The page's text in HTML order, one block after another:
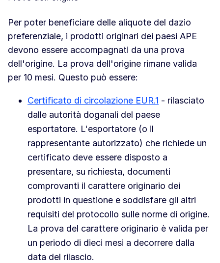
Per poter beneficiare delle aliquote del dazio
preferenziale, i prodotti originari dei paesi APE
devono essere accompagnati da una prova
dell'origine. La prova dell'origine rimane valida
per 10 mesi. Questo può essere:
Certificato di circolazione EUR.1 - rilasciato
dalle autorità doganali del paese
esportatore. L'esportatore (o il
rappresentante autorizzato) che richiede un
certificato deve essere disposto a
presentare, su richiesta, documenti
comprovanti il carattere originario dei
prodotti in questione e soddisfare gli altri
requisiti del protocollo sulle norme di origine.
La prova del carattere originario è valida per
un periodo di dieci mesi a decorrere dalla
data del rilascio.